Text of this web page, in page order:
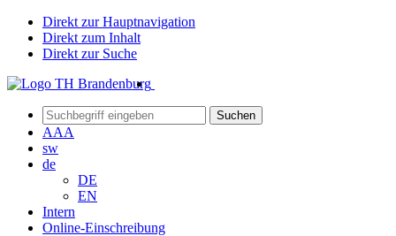
Direkt zur Hauptnavigation
Direkt zum Inhalt
Direkt zur Suche
Suchen
AAA
sw
de
DE
EN
Intern
Online-Einschreibung